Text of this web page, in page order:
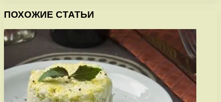
ПОХОЖИЕ СТАТЬИ